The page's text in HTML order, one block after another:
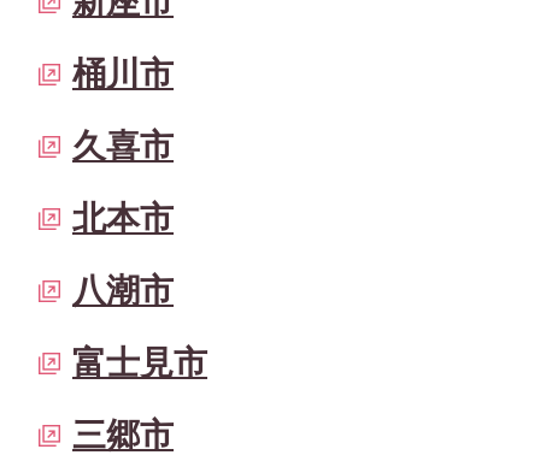
桶川市
久喜市
北本市
八潮市
富士見市
三郷市